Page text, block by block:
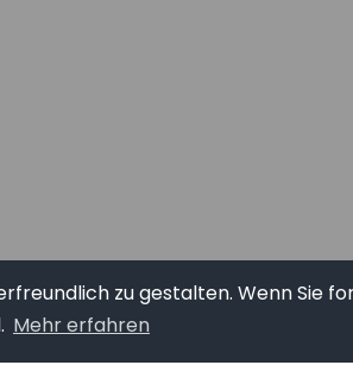
zu gestalten. Wenn Sie
Mehr erfahren